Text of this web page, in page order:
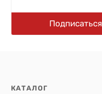
Подписаться
КАТАЛОГ